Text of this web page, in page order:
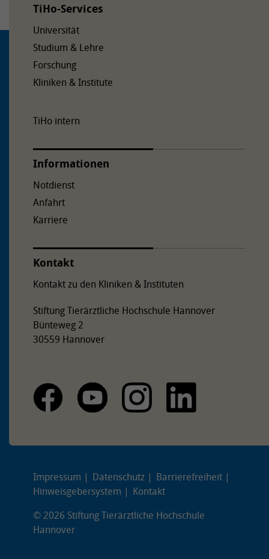
TiHo-Services
Universität
Studium & Lehre
Forschung
Kliniken & Institute
TiHo intern
Informationen
Notdienst
Anfahrt
Karriere
Kontakt
Kontakt zu den Kliniken & Instituten
Stiftung Tierärztliche Hochschule Hannover
Bünteweg 2
30559 Hannover
Impressum Datenschutz
Barrierefreiheit
Hinweisgebersystem
Kontakt
© 2026 Stiftung Tierärztliche Hochschule
Hannover